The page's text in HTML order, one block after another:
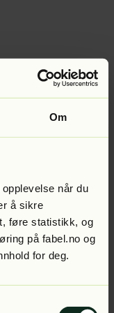
Om
når du
å sikre
føre statistikk, og
på fabel.no og
for deg.